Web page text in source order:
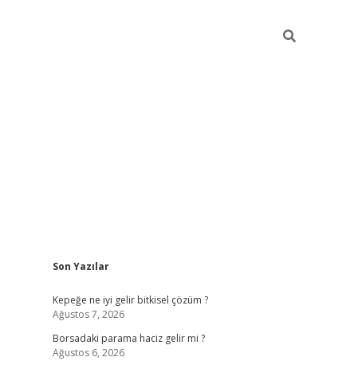
Sidebar
Son Yazılar
Kepeğe ne iyi gelir bitkisel çözüm ?
Ağustos 7, 2026
Borsadaki parama haciz gelir mi ?
Ağustos 6, 2026